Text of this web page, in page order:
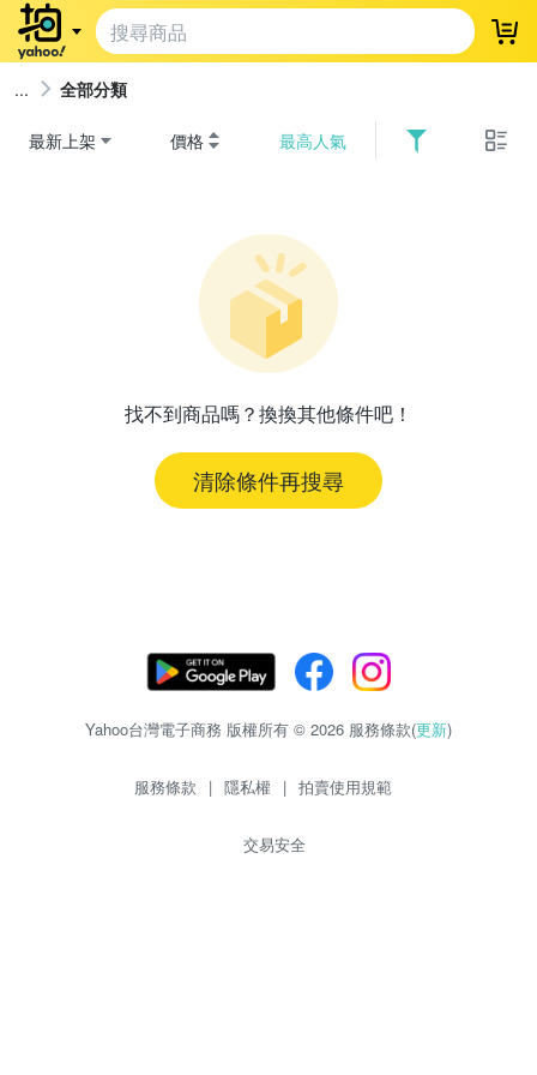
登
全部分類
最新上架 價格 最高人氣
找不到商品嗎？換換其他條件吧！
清除條件再搜尋
Yahoo台灣電子商務 版權所有 © 2026 服務條款(更新)
服務條款 | 隱私權 | 拍賣使用規範
交易安全